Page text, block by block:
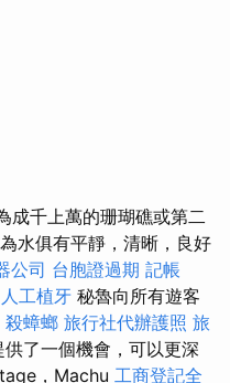
成千上萬的珊瑚礁或第二
水俱有平靜，清晰，良好
公司 台胞證過期 記帳
人工植牙 秘魯向所有遊客
殺蟑螂 旅行社代辦護照 旅
了一個機會，可以更深
，Machu 工商登記全